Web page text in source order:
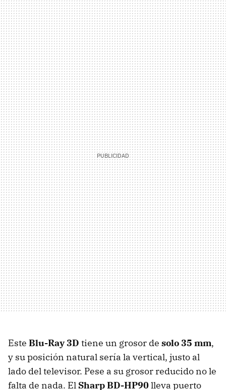
Este Blu-Ray 3D tiene un grosor de solo 35 mm,
y su posición natural sería la vertical, justo al
lado del televisor. Pese a su grosor reducido no le
falta de nada. El Sharp BD-HP90lleva puerto